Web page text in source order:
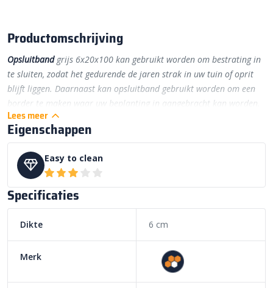
Productomschrijving
Opsluitbandgrijs 6x20x100 kan gebruikt worden om bestrating in
te sluiten, zodat het gedurende de jaren strak in uw tuin of oprit
blijft liggen. Daarnaast kan opsluitband gebruikt worden om een
border te maken waar uw beplanting in aangebracht kan worden.
Lees meer
Eigenschappen
Easy to clean
Specificaties
Dikte 6 cm
Merk